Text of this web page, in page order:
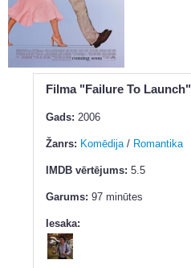
Filma "Failure To Launch"
Gads: 2006
Žanrs: Komēdija/ Romantika
IMDB vērtējums: 5.5
Garums: 97 minūtes
Iesaka: